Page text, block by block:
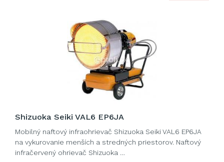
Shizuoka Seiki VAL6 EP6JA
Mobilný naftový infraohrievač Shizuoka Seiki VAL6 EP6JA
na vykurovanie menších a stredných priestorov. Naftový
infračervený ohrievač Shizuoka …